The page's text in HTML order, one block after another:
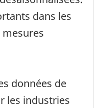
dans les
données de
les industries